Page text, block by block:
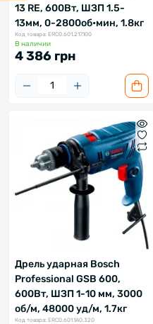
13 RE, 600Вт, ШЗП 1.5-
13мм, 0-2800об•мин, 1.8кг
Код товара: ERC0.601.217.100
В наличии
4 386 грн
Дрель ударная Bosch
Professional GSB 600,
600Вт, ШЗП 1-10 мм, 3000
об/м, 48000 уд/м, 1.7кг
Код товара: ERC0.601.1A0.320